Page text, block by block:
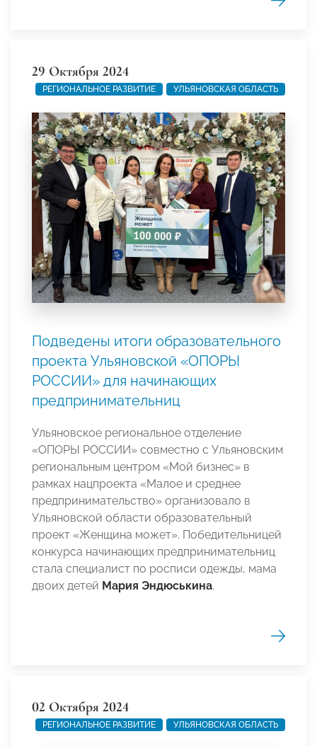
29 Октября 2024
РЕГИОНАЛЬНОЕ РАЗВИТИЕ УЛЬЯНОВСКАЯ ОБЛАСТЬ
Подведены итоги образовательного
проекта Ульяновской «ОПОРЫ
РОССИИ» для начинающих
предпринимательниц
Ульяновское региональное отделение
«ОПОРЫ РОССИИ» совместно с Ульяновским
региональным центром «Мой бизнес» в
рамках нацпроекта «Малое и среднее
предпринимательство» организовало в
Ульяновской области образовательный
проект «Женщина может». Победительницей
конкурса начинающих предпринимательниц
стала специалист по росписи одежды, мама
двоих детей Мария Эндюськина.
02 Октября 2024
РЕГИОНАЛЬНОЕ РАЗВИТИЕ УЛЬЯНОВСКАЯ ОБЛАСТЬ